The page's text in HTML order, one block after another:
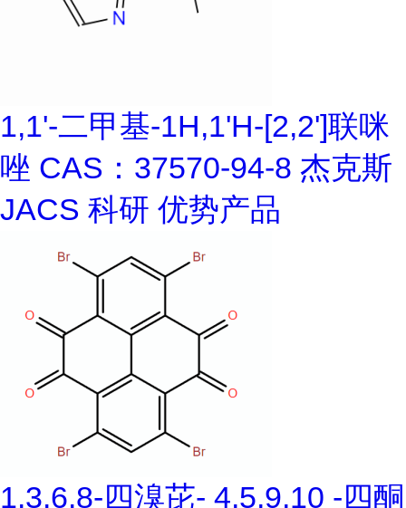
1,1'-二甲基-1H,1'H-[2,2']联咪
唑 CAS：37570-94-8 杰克斯
JACS 科研 优势产品
1.3.6.8-四溴芘- 4,5,9,10 -四酮